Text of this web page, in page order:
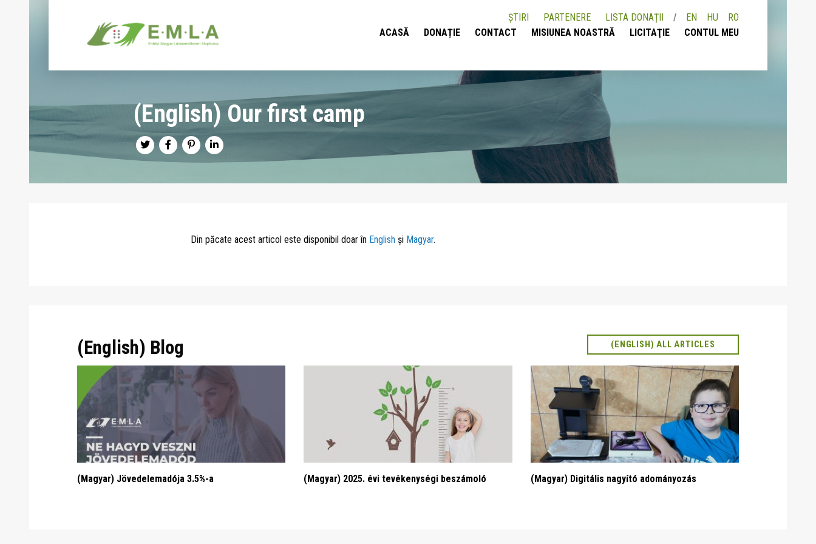
ȘTIRI PARTENERE LISTA DONAȚII EN HU
RO
ACASĂ
DONAȚIE CONTACT MISIUNEA NOASTRĂ LICITAŢIE CONTUL MEU
(English) Our first camp
Din păcate acest articol este disponibil doar în English și Magyar.
(English) Blog (ENGLISH) ALL ARTICLES
(Magyar) Jövedelemadója 3.5%-a (Magyar) 2025. évi tevékenységi beszámoló (Magyar) Digitális nagyító adományozás